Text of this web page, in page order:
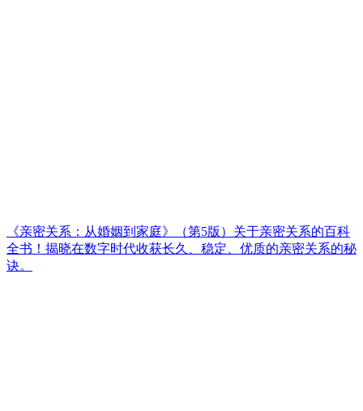
《亲密关系：从婚姻到家庭》（第5版）关于亲密关系的百科
全书！揭晓在数字时代收获长久、稳定、优质的亲密关系的秘
诀。